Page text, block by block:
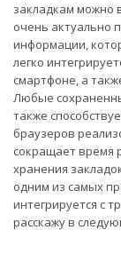
закладкам можно
очень актуально
информации,
легко
смартфоне, а
Любые
также
браузеров
сокращает время
хранения
одним из самых
интегрируется с
расскажу в